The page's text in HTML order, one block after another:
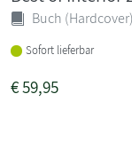
Buch (Hardcover)
Sofort lieferbar
€59,95